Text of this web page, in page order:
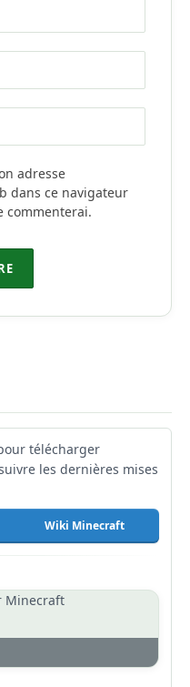
adresse
dans ce navigateur
commenterai.
télécharger
les dernières mises
Wiki Minecraft